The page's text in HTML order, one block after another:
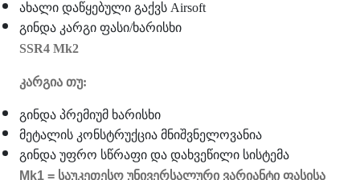
ახალი დაწყებული გაქვს Airsoft
გინდა კარგი ფასი/ხარისხი
SSR4 Mk2
კარგია თუ:
გინდა პრემიუმ ხარისხი
მეტალის კონსტრუქცია მნიშვნელოვანია
გინდა უფრო სწრაფი და დახვეწილი სისტემა
Mk1 = საუკეთესო უნივერსალური ვარიანტი ფასისა